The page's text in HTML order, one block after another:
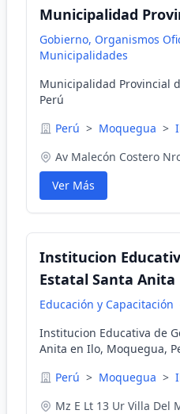
Municipalidad
Gobierno, Organismos
Municipalidades
Municipalidad Provincial
Perú
Perú > Moquegua >
Av Malecón Costero
Ver Más
Institucion
Estatal Santa Anita
Educación y Capacitación
Institucion Educativa de
Anita en Ilo, Moquegua,
Perú > Moquegua >
Mz E Lt 13 Ur Villa Del